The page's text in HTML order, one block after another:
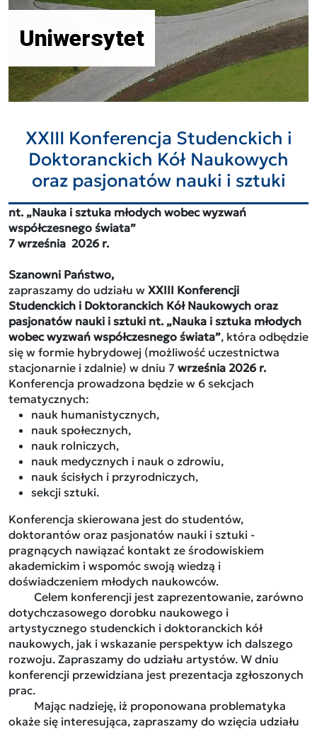
Uniwersytet
XXIII Konferencja Studenckich i
Doktoranckich Kół Naukowych
oraz pasjonatów nauki i sztuki
nt. „Nauka i sztuka młodych wobec wyzwań
współczesnego świata”
7 września 2026 r.
Szanowni Państwo,
zapraszamy do udziału w XXIII Konferencji
Studenckich i Doktoranckich Kół Naukowych oraz
pasjonatów nauki i sztuki nt. „Nauka i sztuka młodych
wobec wyzwań współczesnego świata”, która odbędzie
się w formie hybrydowej (możliwość uczestnictwa
stacjonarnie i zdalnie) w dniu 7 września 2026 r.
Konferencja prowadzona będzie w 6 sekcjach
tematycznych:
nauk humanistycznych,
nauk społecznych,
nauk rolniczych,
nauk medycznych i nauk o zdrowiu,
nauk ścisłych i przyrodniczych,
sekcji sztuki.
Konferencja skierowana jest do studentów,
doktorantów oraz pasjonatów nauki i sztuki -
pragnących nawiązać kontakt ze środowiskiem
akademickim i wspomóc swoją wiedzą i
doświadczeniem młodych naukowców.
Celem konferencji jest zaprezentowanie, zarówno
dotychczasowego dorobku naukowego i
artystycznego studenckich i doktoranckich kół
naukowych, jak i wskazanie perspektyw ich dalszego
rozwoju. Zapraszamy do udziału artystów. W dniu
konferencji przewidziana jest prezentacja zgłoszonych
prac.
Mając nadzieję, iż proponowana problematyka
okaże się interesująca, zapraszamy do wzięcia udziału